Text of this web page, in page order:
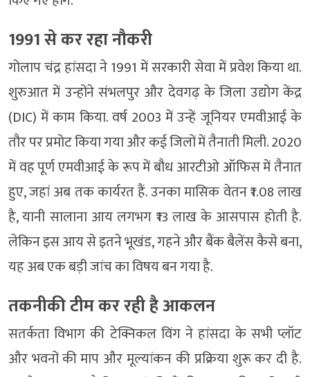
1991 से कर रहा नौकरी
गोलाप चंद्र हांसदा ने 1991 में सरकारी सेवा में प्रवेश किया था.
शुरुआत में उन्होंने संभलपुर और देवगढ़ के जिला उद्योग केंद्र
(DIC) में काम किया. वर्ष 2003 में उन्हें जूनियर एमवीआई के
तौर पर प्रमोट किया गया और कई जिलों में तैनाती मिली. 2020
में वह पूर्ण एमवीआई के रूप में बौध आरटीओ ऑफिस में तैनात
हुए, जहां अब तक कार्यरत हैं. उनका मासिक वेतन ₹1.08 लाख
है, यानी सालाना आय लगभग ₹13 लाख के आसपास होती है.
लेकिन इस आय से इतने भूखंड, गहने और बैंक बैलेंस कैसे बना,
यह अब एक बड़ी जांच का विषय बन गया है.
तकनीकी टीम कर रही है आकलन
सतर्कता विभाग की टेक्निकल विंग ने हांसदा के सभी प्लॉट
और भवनों की माप और मूल्यांकन की प्रक्रिया शुरू कर दी है.